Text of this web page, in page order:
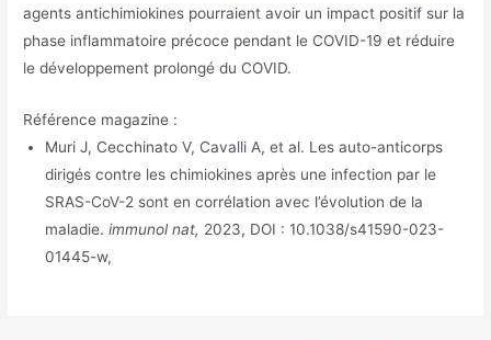
agents antichimiokines pourraient avoir un impact positif sur la
phase inflammatoire précoce pendant le COVID-19 et réduire
le développement prolongé du COVID.
Référence magazine :
Muri J, Cecchinato V, Cavalli A, et al. Les auto-anticorps
dirigés contre les chimiokines après une infection par le
SRAS-CoV-2 sont en corrélation avec l’évolution de la
maladie.immunol nat, 2023, DOI : 10.1038/s41590-023-
01445-w,